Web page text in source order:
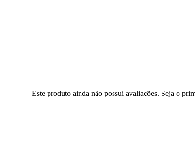
Este produto ainda não possui avaliações. Seja o